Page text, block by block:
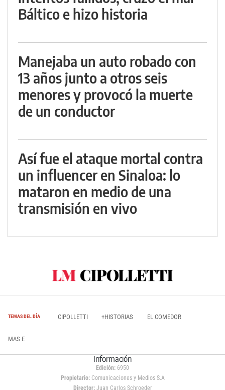
Báltico e hizo historia
Manejaba un auto robado con
13 años junto a otros seis
menores y provocó la muerte
de un conductor
Así fue el ataque mortal contra
un influencer en Sinaloa: lo
mataron en medio de una
transmisión en vivo
TEMAS DEL DÍA CIPOLLETTI +HISTORIAS EL COMEDOR
MAS E
Información
Edición: 6950
Propietario:Comunicaciones y Medios S.A
Director: Juan Carlos Schroeder